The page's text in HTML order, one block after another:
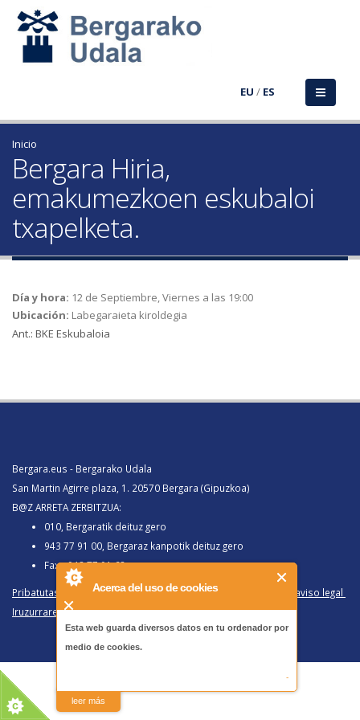
Acerca del uso de cookies
Esta web guarda diversos datos en tu ordenador por
medio de cookies.
-
leer más
EU / ES
Inicio
Bergara Hiria,
emakumezkoen eskubaloi
txapelketa.
Día y hora: 12 de Septiembre, Viernes a las 19:00
Ubicación: Labegaraieta kiroldegia
Ant.: BKE Eskubaloia
Bergara.eus - Bergarako Udala
San Martin Agirre plaza, 1. 20570 Bergara (Gipuzkoa)
B@Z ARRETA ZERBITZUA:
010, Bergaratik deituz gero
943 77 91 00, Bergaraz kanpotik deituz gero
Faxa 943 77 91 63
Pribatutasun politika eta lege oharra/Política de privacidad y aviso legal
Iruzurraren Aurkako Politika/Política Antifraude